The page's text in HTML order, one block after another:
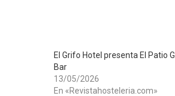
El Grifo Hotel presenta El Patio
Bar
13/05/2026
En «Revistahosteleria.com»